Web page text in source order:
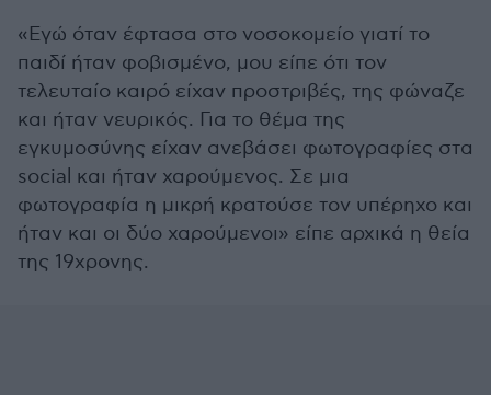
«Εγώ όταν έφτασα στο νοσοκομείο γιατί το
παιδί ήταν φοβισμένο, μου είπε ότι τον
τελευταίο καιρό είχαν προστριβές, της φώναζε
και ήταν νευρικός. Για το θέμα της
εγκυμοσύνης είχαν ανεβάσει φωτογραφίες στα
social και ήταν χαρούμενος. Σε μια
φωτογραφία η μικρή κρατούσε τον υπέρηχο και
ήταν και οι δύο χαρούμενοι» είπε αρχικά η θεία
της 19χρονης.